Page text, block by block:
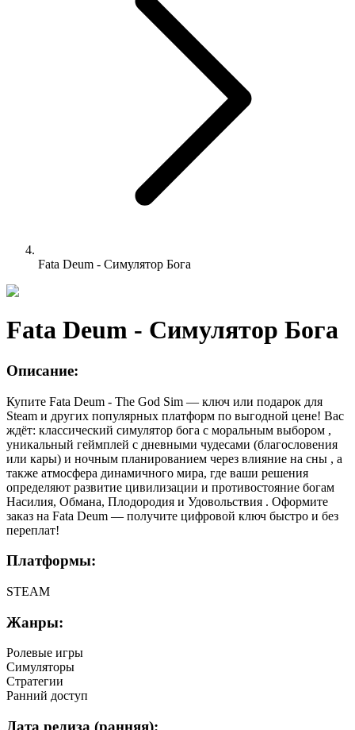
Fata Deum - Симулятор Бога
Fata Deum - Симулятор Бога
Описание:
Купите Fata Deum - The God Sim — ключ или подарок для
Steam и других популярных платформ по выгодной цене! Вас
ждёт: классический симулятор бога с моральным выбором ,
уникальный геймплей с дневными чудесами (благословения
или кары) и ночным планированием через влияние на сны , а
также атмосфера динамичного мира, где ваши решения
определяют развитие цивилизации и противостояние богам
Насилия, Обмана, Плодородия и Удовольствия . Оформите
заказ на Fata Deum — получите цифровой ключ быстро и без
переплат!
Платформы:
STEAM
Жанры:
Ролевые игры
Симуляторы
Стратегии
Ранний доступ
Дата релиза (ранняя):